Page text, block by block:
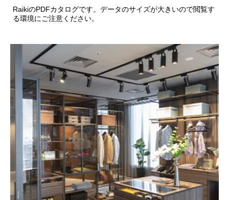
RaikiのPDFカタログです。データのサイズが大きいので閲覧す
る環境にご注意ください。